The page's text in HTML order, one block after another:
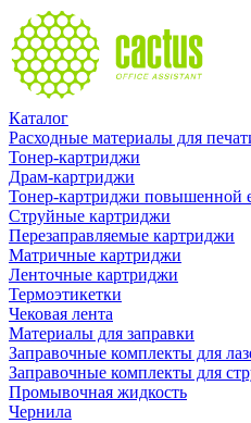
Каталог
Расходные материалы для
Тонер-картриджи
Драм-картриджи
Тонер-картриджи повышенной
Струйные картриджи
Перезаправляемые картриджи
Матричные картриджи
Ленточные картриджи
Термоэтикетки
Чековая лента
Материалы для заправки
Заправочные комплекты для
Заправочные комплекты для
Промывочная жидкость
Чернила